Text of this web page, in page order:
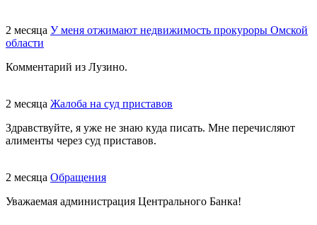
2 месяца У меня отжимают недвижимость прокуроры Омской
области
Комментарий из Лузино.
2 месяца Жалоба на суд приставов
Здравствуйте, я уже не знаю куда писать. Мне перечисляют
алименты через суд приставов.
2 месяца Обращения
Уважаемая администрация Центрального Банка!